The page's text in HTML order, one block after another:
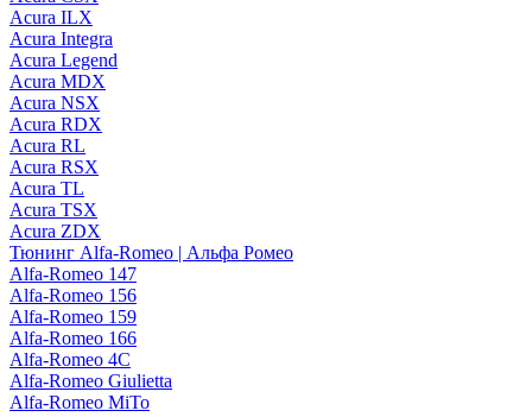
Acura ILX
Acura Integra
Acura Legend
Acura MDX
Acura NSX
Acura RDX
Acura RL
Acura RSX
Acura TL
Acura TSX
Acura ZDX
Тюнинг Alfa-Romeo | Альфа Ромео
Alfa-Romeo 147
Alfa-Romeo 156
Alfa-Romeo 159
Alfa-Romeo 166
Alfa-Romeo 4C
Alfa-Romeo Giulietta
Alfa-Romeo MiTo